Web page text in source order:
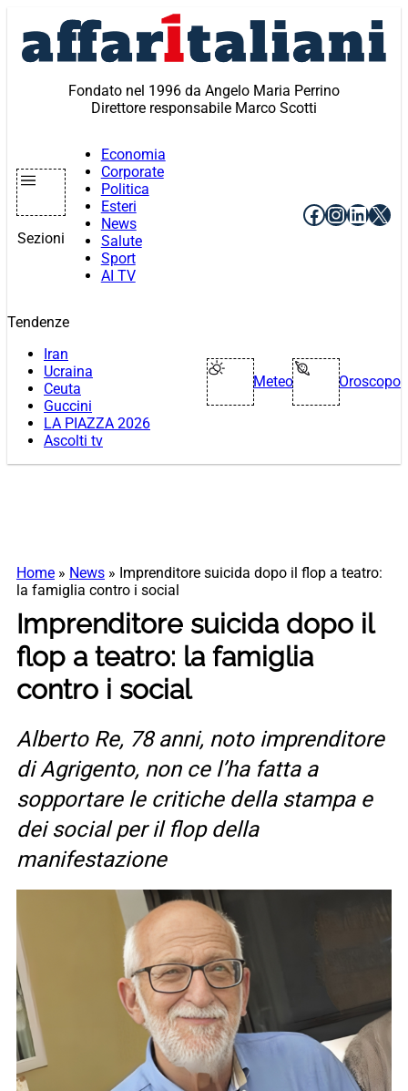
contenuto
Fondato nel 1996 da Angelo Maria Perrino
Direttore responsabile Marco Scotti
Sezioni
Economia
Corporate
Politica
Esteri
News
Salute
Sport
AI TV
Facebook
X
Tendenze
Iran
Ucraina
Ceuta
Guccini
LA PIAZZA 2026
Ascolti tv
Meteo Oroscopo
Home » News » Imprenditore suicida dopo il flop a teatro:
la famiglia contro i social
Imprenditore suicida dopo il
flop a teatro: la famiglia
contro i social
Alberto Re, 78 anni, noto imprenditore
di Agrigento, non ce l’ha fatta a
sopportare le critiche della stampa e
dei social per il flop della
manifestazione